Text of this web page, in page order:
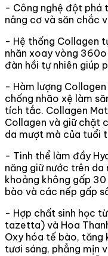
- Công nghệ đột phá
nâng cơ và săn chắc
- Hệ thống Collagen
nhăn xoay vòng
đàn hồi tự nhiên giúp
- Hàm lượng
chống nhão xệ làm
tích tắc. Collagen
Collagen và giữ chặt
da mượt mà của tuổi
- Tinh thể làm đầy
năng giữ nước trên
khoảng không gấp
bào và các nếp gấp
- Hợp chất sinh học
tazetta) và Hoa
Oxy hóa tế bào, tăng
tươi sáng, phẳng mịn